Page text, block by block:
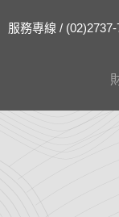
服務專線 / (02)2737-